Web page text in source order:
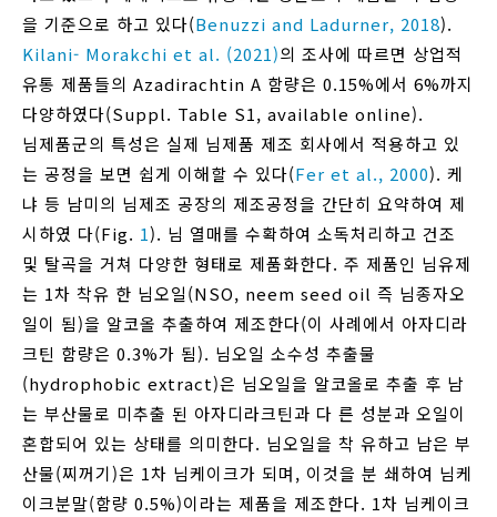
을 기준으로 하고 있다(Benuzzi and Ladurner, 2018).
Kilani- Morakchi et al. (2021)의 조사에 따르면 상업적
유통 제품들의 Azadirachtin A 함량은 0.15%에서 6%까지
다양하였다(Suppl. Table S1, available online).
님제품군의 특성은 실제 님제품 제조 회사에서 적용하고 있
는 공정을 보면 쉽게 이해할 수 있다(Fer et al., 2000). 케
냐 등 남미의 님제조 공장의 제조공정을 간단히 요약하여 제
시하였 다(Fig. 1). 님 열매를 수확하여 소독처리하고 건조
및 탈곡을 거쳐 다양한 형태로 제품화한다. 주 제품인 님유제
는 1차 착유 한 님오일(NSO, neem seed oil 즉 님종자오
일이 됨)을 알코올 추출하여 제조한다(이 사례에서 아자디라
크틴 함량은 0.3%가 됨). 님오일 소수성 추출물
(hydrophobic extract)은 님오일을 알코올로 추출 후 남
는 부산물로 미추출 된 아자디라크틴과 다 른 성분과 오일이
혼합되어 있는 상태를 의미한다. 님오일을 착 유하고 남은 부
산물(찌꺼기)은 1차 님케이크가 되며, 이것을 분 쇄하여 님케
이크분말(함량 0.5%)이라는 제품을 제조한다. 1차 님케이크